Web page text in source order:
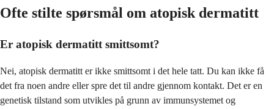
Ofte stilte spørsmål om atopisk dermatitt
Er atopisk dermatitt smittsomt?
Nei, atopisk dermatitt er ikke smittsomt i det hele tatt. Du kan ikke få
det fra noen andre eller spre det til andre gjennom kontakt. Det er en
genetisk tilstand som utvikles på grunn av immunsystemet og